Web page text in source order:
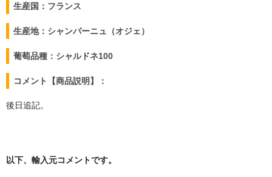
生産国：フランス
生産地：シャンパーニュ（オジェ）
葡萄品種：シャルドネ100
コメント【商品説明】：
後日追記。
以下、輸入元コメントです。